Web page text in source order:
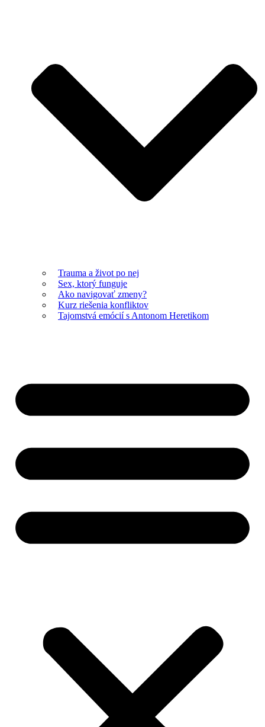
Trauma a život po nej
Sex, ktorý funguje
Ako navigovať zmeny?
Kurz riešenia konfliktov
Tajomstvá emócií s Antonom Heretikom